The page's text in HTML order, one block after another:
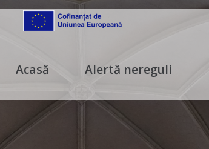
Acasă Alertă nereguli